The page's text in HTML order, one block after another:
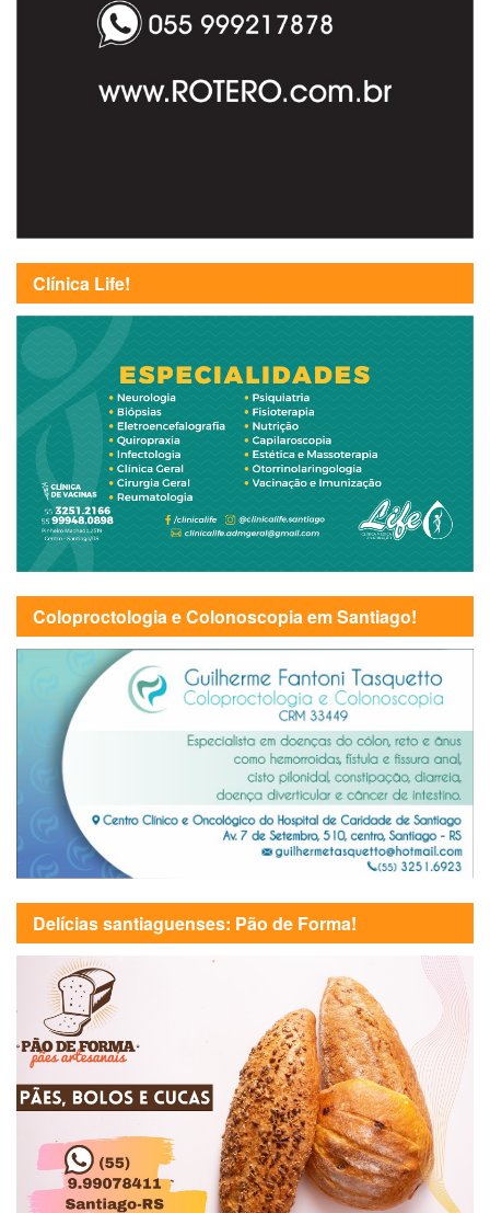
Clínica Life!
Coloproctologia e Colonoscopia em Santiago!
Delícias santiaguenses: Pão de Forma!